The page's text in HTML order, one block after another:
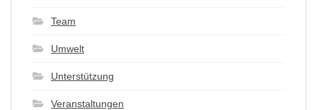
Team
Umwelt
Unterstützung
Veranstaltungen